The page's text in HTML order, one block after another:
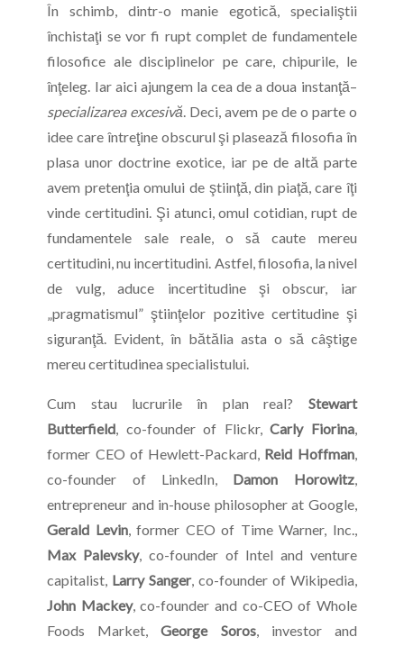
În schimb, dintr-o manie egotică, specialiştii
închistaţi se vor fi rupt complet de fundamentele
filosofice ale disciplinelor pe care, chipurile, le
înţeleg. Iar aici ajungem la cea de a doua instanţă–
specializarea excesivă . Deci, avem pe de o parte o
idee care întreţine obscurul şi plasează filosofia în
plasa unor doctrine exotice, iar pe de altă parte
avem pretenţia omului de ştiinţă, din piaţă, care îţi
vinde certitudini. Şi atunci, omul cotidian, rupt de
fundamentele sale reale, o să caute mereu
certitudini, nu incertitudini. Astfel, filosofia, la nivel
de vulg, aduce incertitudine şi obscur, iar
„pragmatismul” ştiinţelor pozitive certitudine şi
siguranţă. Evident, în bătălia asta o să câştige
mereu certitudinea specialistului.
Cum stau lucrurile în plan real? Stewart
Butterfield , co-founder of Flickr,Carly Fiorina,
former CEO of Hewlett-Packard, Reid Hoffman,
co-founder of LinkedIn, Damon Horowitz,
entrepreneur and in-house philosopher at Google,
Gerald Levin, former CEO of Time Warner, Inc.,
Max Palevsky, co-founder of Intel and venture
capitalist, Larry Sanger, co-founder of Wikipedia,
John Mackey, co-founder and co-CEO of Whole
Foods Market,George Soros, investor and